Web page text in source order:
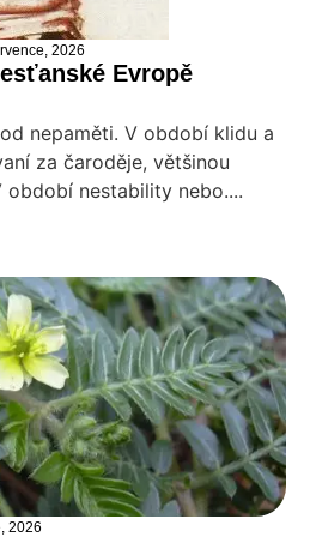
2026
Evropě
nepaměti. V období klidu a
za čaroděje, většinou
období nestability nebo....
2026